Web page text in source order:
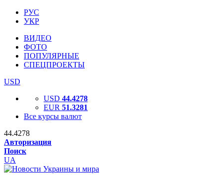
РУС
УКР
ВИДЕО
ФОТО
ПОПУЛЯРНЫЕ
СПЕЦПРОЕКТЫ
USD
USD 44.4278
EUR 51.3281
Все курсы валют
44.4278
Авторизация
Поиск
UA